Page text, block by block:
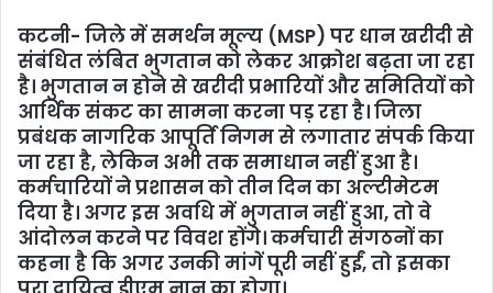
कटनी- जिले में समर्थन मूल्य (MSP) पर धान खरीदी से
संबंधित लंबित भुगतान को लेकर आक्रोश बढ़ता जा रहा
है। भुगतान न होने से खरीदी प्रभारियों और समितियों को
आर्थिक संकट का सामना करना पड़ रहा है। जिला
प्रबंधक नागरिक आपूर्ति निगम से लगातार संपर्क किया
जा रहा है, लेकिन अभी तक समाधान नहीं हुआ है।
कर्मचारियों ने प्रशासन को तीन दिन का अल्टीमेटम
दिया है। अगर इस अवधि में भुगतान नहीं हुआ, तो वे
आंदोलन करने पर विवश होंगे। कर्मचारी संगठनों का
कहना है कि अगर उनकी मांगें पूरी नहीं हुईं, तो इसका